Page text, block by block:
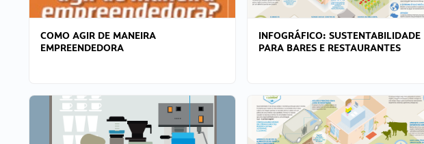
COMO AGIR DE MANEIRA
EMPREENDEDORA
INFOGRÁFICO: SUSTENTABILIDADE
PARA BARES E RESTAURANTES